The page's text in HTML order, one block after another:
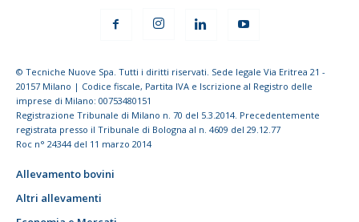
© Tecniche Nuove Spa. Tutti i diritti riservati. Sede legale Via Eritrea 21 -
20157 Milano | Codice fiscale, Partita IVA e Iscrizione al Registro delle
imprese di Milano: 00753480151
Registrazione Tribunale di Milano n. 70 del 5.3.2014. Precedentemente
registrata presso il Tribunale di Bologna al n. 4609 del 29.12.77
Roc n° 24344 del 11 marzo 2014
Allevamento bovini
Altri allevamenti